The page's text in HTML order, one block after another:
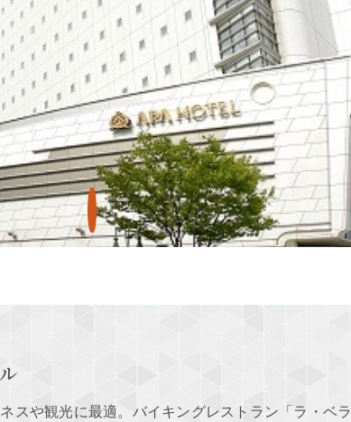
スや観光に最適。バイキングレストラン「ラ・ベラ